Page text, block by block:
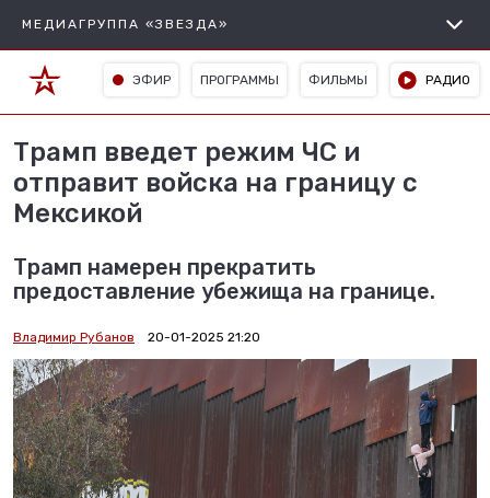
МЕДИАГРУППА «ЗВЕЗДА»
ЭФИР ПРОГРАММЫ ФИЛЬМЫ РАДИО
Трамп введет режим ЧС и
отправит войска на границу с
Мексикой
Трамп намерен прекратить
предоставление убежища на границе.
Владимир Рубанов 20-01-2025 21:20